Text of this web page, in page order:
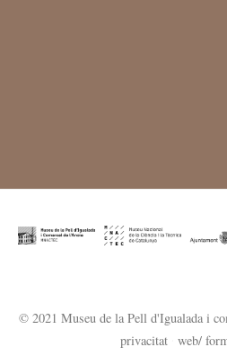
© 2021 Museu de la Pell d'Igualada i
privacitat web/